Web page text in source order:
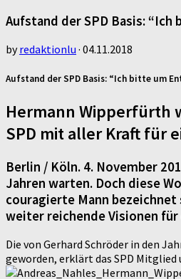
Aufstand der SPD Basis:
byredaktionlu · 04.11.2018
Aufstand der SPD Basis: “Ich bitte um
Hermann Wipperfürth
SPD mit aller Kraft für
Berlin / Köln. 4. November
Jahren warten. Doch diese
couragierte Mann bezeichnet
weiter reichende Visionen
Die von Gerhard Schröder in den
geworden, erklärt das SPD Mitglied